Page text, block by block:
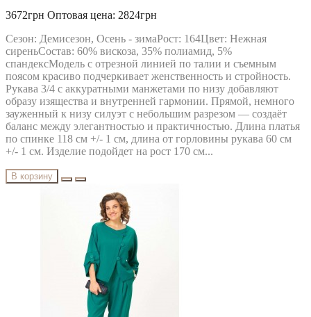
3672грн Оптовая цена: 2824грн
Сезон: Демисезон, Осень - зимаРост: 164Цвет: Нежная
сиреньСостав: 60% вискоза, 35% полиамид, 5%
спандексМодель с отрезной линией по талии и съемным
поясом красиво подчеркивает женственность и стройность.
Рукава 3/4 с аккуратными манжетами по низу добавляют
образу изящества и внутренней гармонии. Прямой, немного
зауженный к низу силуэт с небольшим разрезом — создаёт
баланс между элегантностью и практичностью. Длина платья
по спинке 118 см +/- 1 см, длина от горловины рукава 60 см
+/- 1 см. Изделие подойдет на рост 170 см...
В корзину